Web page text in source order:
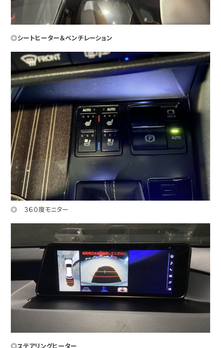
◎シートヒーター＆ベンチレーション
◎ ３６０度モニター
◎ステアリングヒーター